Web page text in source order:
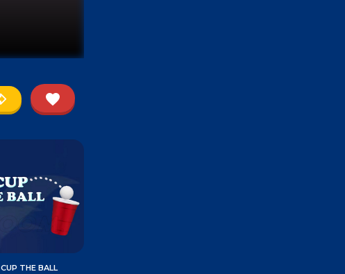
CUP THE BALL